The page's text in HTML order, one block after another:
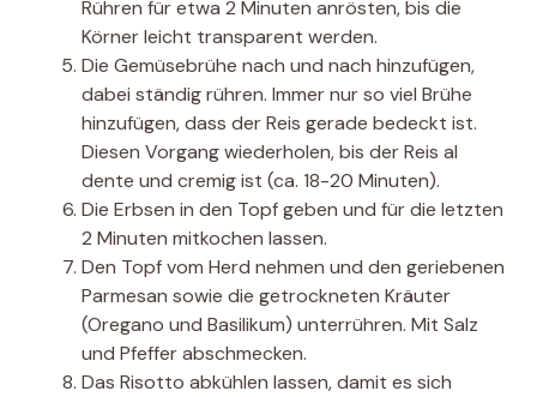
Rühren für etwa 2 Minuten anrösten, bis die
Körner leicht transparent werden.
Die Gemüsebrühe nach und nach hinzufügen,
dabei ständig rühren. Immer nur so viel Brühe
hinzufügen, dass der Reis gerade bedeckt ist.
Diesen Vorgang wiederholen, bis der Reis al
dente und cremig ist (ca. 18-20 Minuten).
Die Erbsen in den Topf geben und für die letzten
2 Minuten mitkochen lassen.
Den Topf vom Herd nehmen und den geriebenen
Parmesan sowie die getrockneten Kräuter
(Oregano und Basilikum) unterrühren. Mit Salz
und Pfeffer abschmecken.
Das Risotto abkühlen lassen, damit es sich